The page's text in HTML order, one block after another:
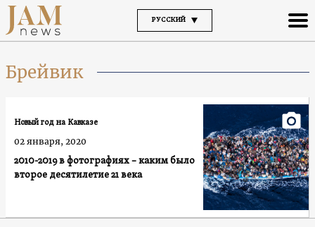
РУССКИЙ
Брейвик
2010-2019 в фотографиях – каким было
второе десятилетие 21 века
Новый год на Кавказе
02 января, 2020